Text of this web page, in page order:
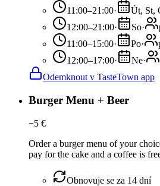
11:00–21:00· Út, St,
12:00–21:00· So·
11:00–15:00· Po·
12:00–17:00· Ne·
Odemknout v TasteTown app
Burger Menu + Beer
−5 €
Order a burger menu of your
pay for the cake and a coffee is
Obnovuje se za 14 dní